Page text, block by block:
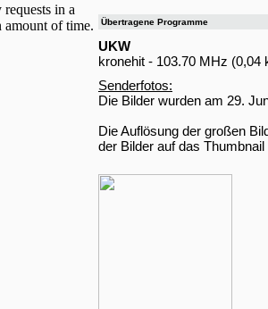
Übertragene Programme
UKW
kronehit - 103.70 MHz (0,04
Senderfotos:
Die Bilder wurden am 29.
Die Auflösung der großen
der Bilder auf das